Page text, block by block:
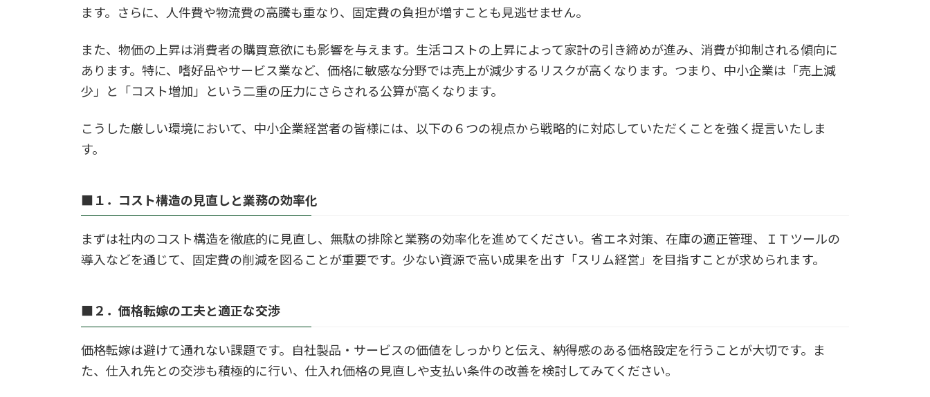
ます。さらに、人件費や物流費の高騰も重なり、固定費の負担が増すことも見逃せません。
また、物価の上昇は消費者の購買意欲にも影響を与えます。生活コストの上昇によって家計の引き締めが進み、消費が抑制される傾向に
あります。特に、嗜好品やサービス業など、価格に敏感な分野では売上が減少するリスクが高くなります。つまり、中小企業は「売上減
少」と「コスト増加」という二重の圧力にさらされる公算が高くなります。
こうした厳しい環境において、中小企業経営者の皆様には、以下の６つの視点から戦略的に対応していただくことを強く提言いたしま
す。
■１．コスト構造の見直しと業務の効率化
まずは社内のコスト構造を徹底的に見直し、無駄の排除と業務の効率化を進めてください。省エネ対策、在庫の適正管理、ＩＴツールの
導入などを通じて、固定費の削減を図ることが重要です。少ない資源で高い成果を出す「スリム経営」を目指すことが求められます。
■２．価格転嫁の工夫と適正な交渉
価格転嫁は避けて通れない課題です。自社製品・サービスの価値をしっかりと伝え、納得感のある価格設定を行うことが大切です。ま
た、仕入れ先との交渉も積極的に行い、仕入れ価格の見直しや支払い条件の改善を検討してみてください。